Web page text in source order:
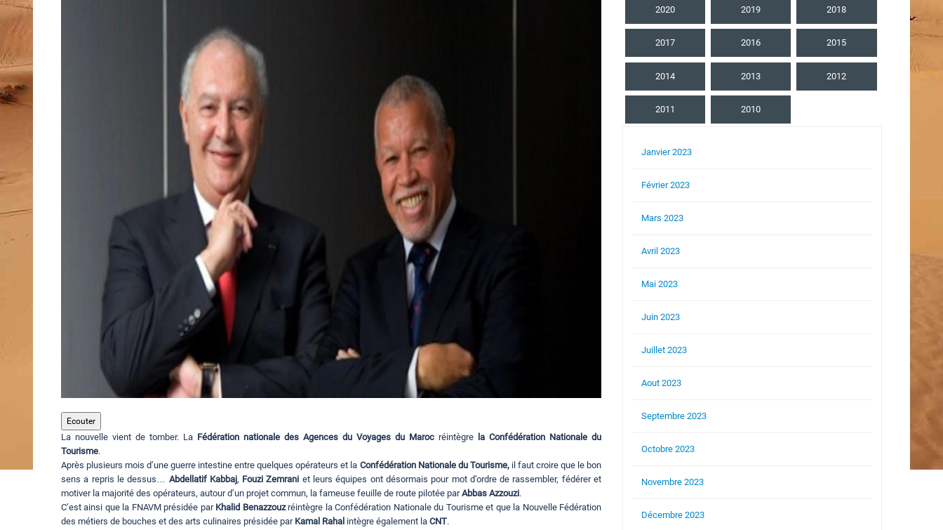
Ecouter
La nouvelle vient de tomber. La Fédération nationale des Agences du Voyages du Maroc réintègre la Confédération Nationale du
Tourisme.
Après plusieurs mois d’une guerre intestine entre quelques opérateurs et la Confédération Nationale du Tourisme,il faut croire que le bon
sens a repris le dessus… Abdellatif Kabbaj, Fouzi Zemrani et leurs équipes ont désormais pour mot d’ordre de rassembler, fédérer et
motiver la majorité des opérateurs, autour d’un projet commun, la fameuse feuille de route pilotée parAbbas Azzouzi.
C’est ainsi que la FNAVM présidée par Khalid Benazzouzréintègre la Confédération Nationale du Tourisme et que la Nouvelle Fédération
des métiers de bouches et des arts culinaires présidée par Kamal Rahal intègre également la CNT.
2020 2019 2018
2017 2016 2015
2014 2013 2012
2011 2010
Janvier 2023
Février 2023
Mars 2023
Avril 2023
Mai 2023
Juin 2023
Juillet 2023
Aout 2023
Septembre 2023
Octobre 2023
Novembre 2023
Décembre 2023